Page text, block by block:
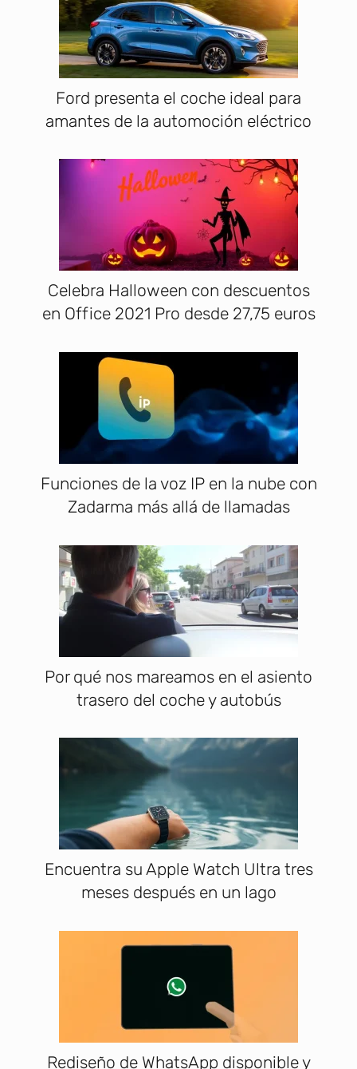
Ford presenta el coche ideal para
amantes de la automoción eléctrico
Celebra Halloween con descuentos
en Office 2021 Pro desde 27,75 euros
Funciones de la voz IP en la nube con
Zadarma más allá de llamadas
Por qué nos mareamos en el asiento
trasero del coche y autobús
Encuentra su Apple Watch Ultra tres
meses después en un lago
Rediseño de WhatsApp disponible y